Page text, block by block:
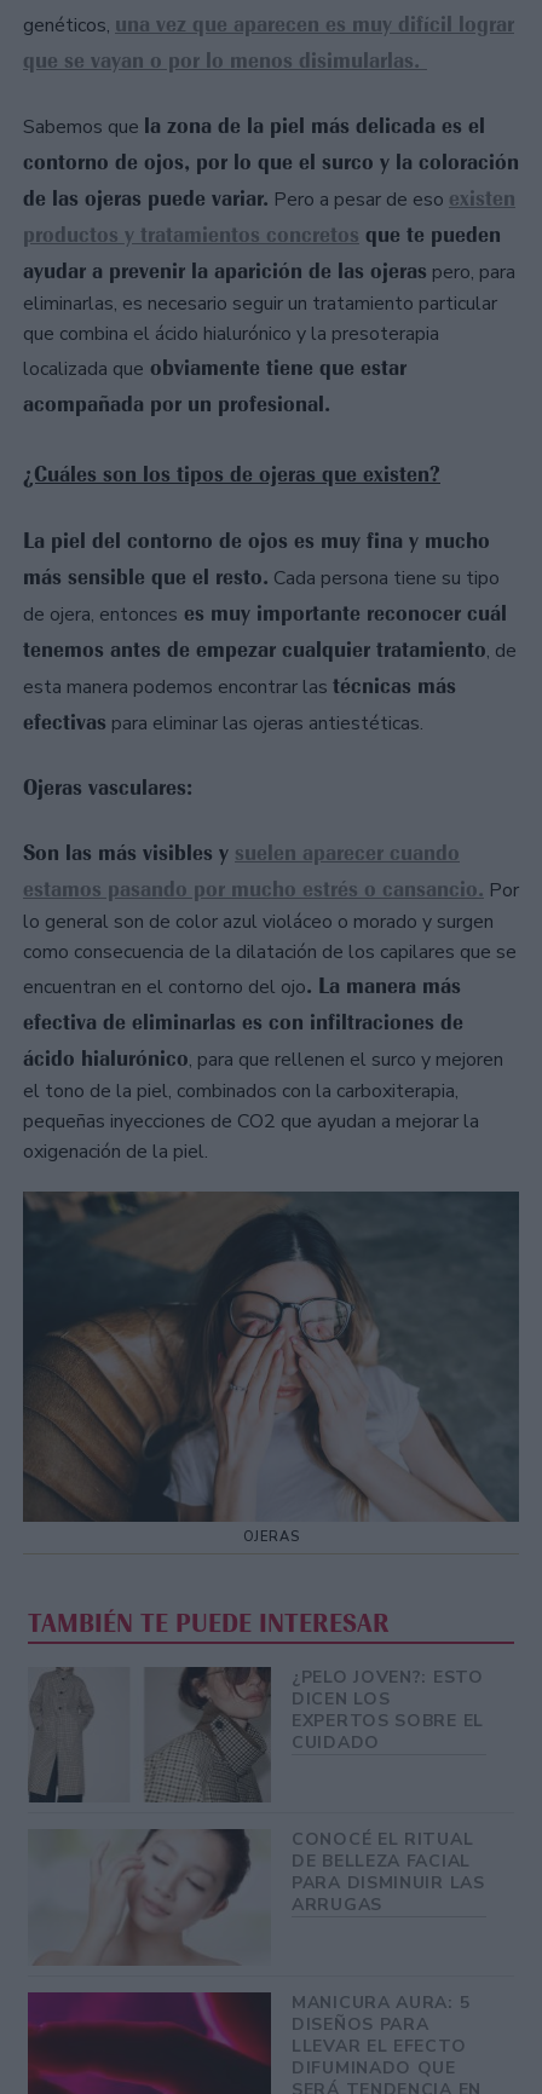
genéticos, una vez que aparecen es muy difícil lograr
que se vayan o por lo menos disimularlas.
Sabemos que la zona de la piel más delicada es el
contorno de ojos, por lo que el surco y la coloración
de las ojeras puede variar. Pero a pesar de eso existen
productos y tratamientos concretos que te pueden
ayudar a prevenir la aparición de las ojeras pero, para
eliminarlas, es necesario seguir un tratamiento particular
que combina el ácido hialurónico y la presoterapia
localizada que obviamente tiene que estar
acompañada por un profesional.
¿Cuáles son los tipos de ojeras que existen?
La piel del contorno de ojos es muy fina y mucho
más sensible que el resto. Cada persona tiene su tipo
de ojera, entonces es muy importante reconocer cuál
tenemos antes de empezar cualquier tratamiento, de
esta manera podemos encontrar las técnicas más
efectivas para eliminar las ojeras antiestéticas.
Ojeras vasculares:
Son las más visibles y suelen aparecer cuando
estamos pasando por mucho estrés o cansancio. Por
lo general son de color azul violáceo o morado y surgen
como consecuencia de la dilatación de los capilares que se
encuentran en el contorno del ojo. La manera más
efectiva de eliminarlas es con infiltraciones de
ácido hialurónico, para que rellenen el surco y mejoren
el tono de la piel, combinados con la carboxiterapia,
pequeñas inyecciones de CO2 que ayudan a mejorar la
oxigenación de la piel.
OJERAS
TAMBIÉN TE PUEDE INTERESAR
¿PELO JOVEN?: ESTO
DICEN LOS
EXPERTOS SOBRE EL
CUIDADO
CONOCÉ EL RITUAL
DE BELLEZA FACIAL
PARA DISMINUIR LAS
ARRUGAS
MANICURA AURA: 5
DISEÑOS PARA
LLEVAR EL EFECTO
DIFUMINADO QUE
SERÁ TENDENCIA EN